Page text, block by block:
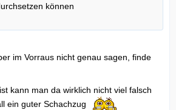
können
im Vorraus nicht genau sagen, finde
kann man da wirklich nicht viel falsch
ein guter Schachzug